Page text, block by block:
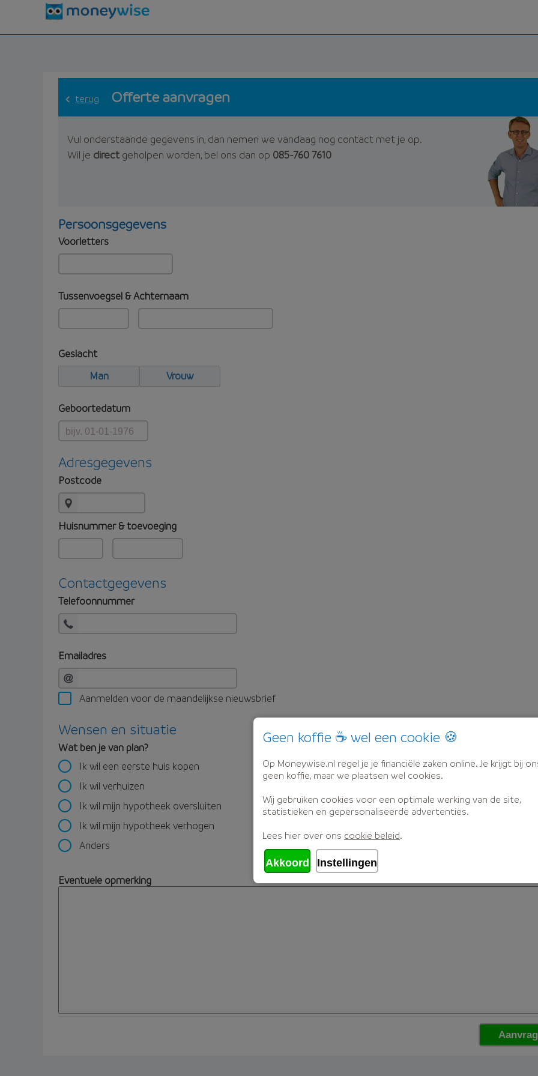
terug Offerte aanvragen
Vul onderstaande gegevens in, dan nemen we vandaag nog contact met je op.
Wil je directgeholpen worden, bel ons dan op 085-760 7610
Persoonsgegevens
Voorletters
Tussenvoegsel & Achternaam
Geslacht
Man
Vrouw
Geboortedatum
Adresgegevens
Postcode
Huisnummer & toevoeging
Contactgegevens
Telefoonnummer
Emailadres
Aanmelden voor de maandelijkse nieuwsbrief
Wensen en situatie
Wat ben je van plan?
Ik wil een eerste huis kopen
Ik wil verhuizen
Ik wil mijn hypotheek oversluiten
Ik wil mijn hypotheek verhogen
Anders
Eventuele opmerking
Geen koffie ☕ wel een cookie 🍪
Op Moneywise.nl regel je je financiële zaken online. Je krijgt bij
geen koffie, maar we plaatsen wel cookies.
Wij gebruiken cookies voor een optimale werking van de site,
statistieken en gepersonaliseerde advertenties.
Lees hier over ons cookie beleid.
Akkoord Instellingen